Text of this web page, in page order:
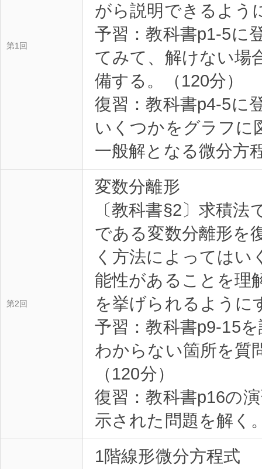
第1回
がら説明できるよう
予習：教科書p1-5に
てみて、解けない場
備する。（120分）
復習：教科書p4-5に
いくつかをグラフに
一般解となる微分方
第2回
変数分離形
〔教科書§2〕求積
である変数分離形を
く方法によってはい
能性があることを理
を挙げられるように
予習：教科書p9-15
わからない箇所を質
（120分）
復習：教科書p16の
示された問題を解く
1階線形微分方程式